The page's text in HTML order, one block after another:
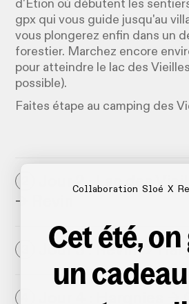
d'Étion où débutent les
gpx qui vous guide jusqu'au
vous plongerez enfin dans un
forestier. Marchez encore
pour atteindre le lac des
possible).
Faites étape au camping des
Jour 2 : Lac des
→ Revin
Jour 3 : Revin →
Jour 4 : Hargnies →
Collaboration Sloé X
Cet été,
un